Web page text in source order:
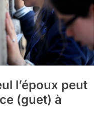
l’époux peut
(guet) à